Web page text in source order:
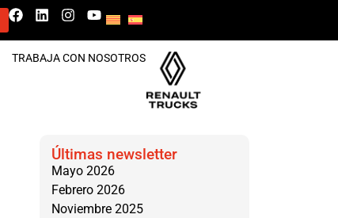
TRABAJA CON NOSOTROS
Últimas newsletter
Mayo 2026
Febrero 2026
Noviembre 2025